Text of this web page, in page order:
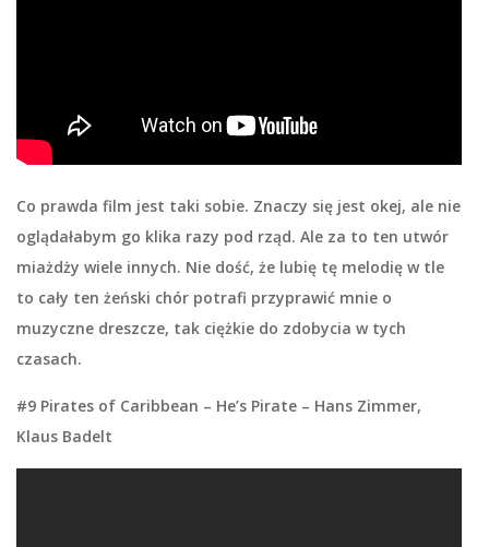
Co prawda film jest taki sobie. Znaczy się jest okej, ale nie
oglądałabym go klika razy pod rząd. Ale za to ten utwór
miażdży wiele innych. Nie dość, że lubię tę melodię w tle
to cały ten żeński chór potrafi przyprawić mnie o
muzyczne dreszcze, tak ciężkie do zdobycia w tych
czasach.
#9 Pirates of Caribbean – He’s Pirate – Hans Zimmer,
Klaus Badelt